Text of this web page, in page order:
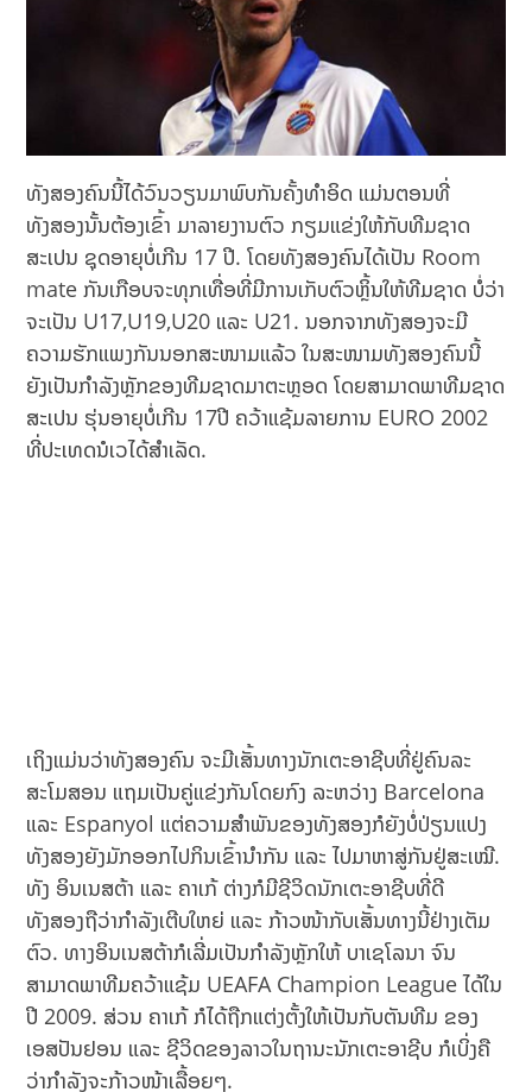
ທັງສອງຄົນນີ້ໄດ້ວົນວຽນມາພົບກັນຄັ້ງທຳອິດ ແມ່ນຕອນທີ່
ທັງສອງນັ້ນຕ້ອງເຂົ້າ ມາລາຍງານຕົວ ກຽມແຂ່ງໃຫ້ກັບທີມຊາດ
ສະເປນ ຊຸດອາຍຸບໍ່ເກີນ 17 ປີ. ໂດຍທັງສອງຄົນໄດ້ເປັນ Room
mate ກັນເກືອບຈະທຸກເທື່ອທີ່ມີການເກັບຕົວຫຼິ້ນໃຫ້ທີມຊາດ ບໍ່ວ່າ
ຈະເປັນ U17,U19,U20 ແລະ U21. ນອກຈາກທັງສອງຈະມີ
ຄວາມຮັກແພງກັນນອກສະໜາມແລ້ວ ໃນສະໜາມທັງສອງຄົນນີ້
ຍັງເປັນກຳລັງຫຼັກຂອງທີມຊາດມາຕະຫຼອດ ໂດຍສາມາດພາທີມຊາດ
ສະເປນ ຮຸ່ນອາຍຸບໍ່ເກີນ 17ປີ ຄວ້າແຊ້ມລາຍການ EURO 2002
ທີ່ປະເທດນໍເວໄດ້ສຳເລັດ.
ເຖິງແມ່ນວ່າທັງສອງຄົນ ຈະມີເສັ້ນທາງນັກເຕະອາຊີບທີ່ຢູ່ຄົນລະ
ສະໂມສອນ ແຖມເປັນຄູ່ແຂ່ງກັນໂດຍກົງ ລະຫວ່າງ Barcelona
ແລະ Espanyol ແຕ່ຄວາມສຳພັນຂອງທັງສອງກໍຍັງບໍ່ປ່ຽນແປງ
ທັງສອງຍັງມັກອອກໄປກິນເຂົ້ານຳກັນ ແລະ ໄປມາຫາສູ່ກັນຢູ່ສະເໝີ.
ທັງ ອິນເນສຕ້າ ແລະ ຄາເກ້ ຕ່າງກໍມີຊີວິດນັກເຕະອາຊີບທີ່ດີ
ທັງສອງຖືວ່າກຳລັງເຕີບໃຫຍ່ ແລະ ກ້າວໜ້າກັບເສັ້ນທາງນີ້ຢ່າງເຕັມ
ຕົວ. ທາງອິນເນສຕ້າກໍເລີ່ມເປັນກຳລັງຫຼັກໃຫ້ ບາເຊໂລນາ ຈົນ
ສາມາດພາທີມຄວ້າແຊ້ມ UEAFA Champion League ໄດ້ໃນ
ປີ 2009. ສ່ວນ ຄາເກ້ ກໍໄດ້ຖືກແຕ່ງຕັ້ງໃຫ້ເປັນກັບຕັນທີມ ຂອງ
ເອສປັນຢອນ ແລະ ຊີວິດຂອງລາວໃນຖານະນັກເຕະອາຊີບ ກໍເບິ່ງຄື
ວ່າກຳລັງຈະກ້າວໜ້າເລື້ອຍໆ.